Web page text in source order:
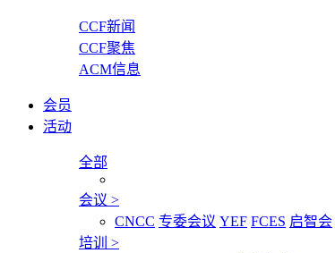
CCF新闻
CCF聚焦
ACM信息
会员
活动
全部
会议 >
CNCC 专委会议 YEF FCES 启智会
培训 >